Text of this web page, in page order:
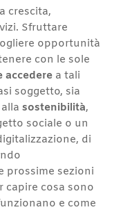
crescita,
Sfruttare
opportunità
con le sole
accederea tali
soggetto, sia
sostenibilità,
sociale o un
di
prossime sezioni
cosa sono
e come